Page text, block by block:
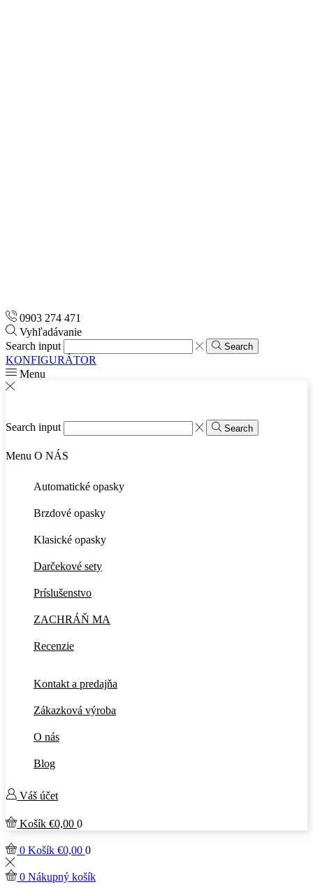
0903 274 471
Vyhľadávanie
Search input
Search
KONFIGURÁTOR
Menu
Search input Search
Menu O NÁS
Automatické opasky
Brzdové opasky
Klasické opasky
Darčekové sety
Príslušenstvo
ZACHRÁŇ MA
Recenzie
Kontakt a predajňa
Zákazková výroba
O nás
Blog
Váš účet
Košík €0,00 0
0 Košík €0,00 0
0 Nákupný košík